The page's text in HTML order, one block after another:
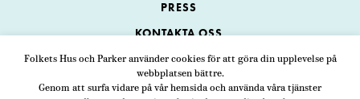
Folkets Hus och Parker använder cookies för att göra din upplevelse på
webbplatsen bättre.
Genom att surfa vidare på vår hemsida och använda våra tjänster
PRESS
KONTAKTA OSS
Folkets Hus och Parker